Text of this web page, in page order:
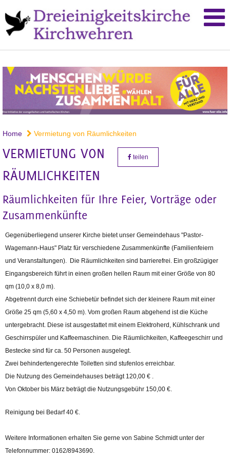
Home Vermietung von Räumlichkeiten
VERMIETUNG VON
RÄUMLICHKEITEN
teilen
Räumlichkeiten für Ihre Feier, Vorträge oder
Zusammenkünfte
Gegenüberliegend unserer Kirche bietet unser Gemeindehaus "Pastor-
Wagemann-Haus" Platz für verschiedene Zusammenkünfte (Familienfeiern
und Veranstaltungen). Die Räumlichkeiten sind barrierefrei. Ein großzügiger
Eingangsbereich führt in einen großen hellen Raum mit einer Größe von 80
qm (10,0 x 8,0 m).
Abgetrennt durch eine Schiebetür befindet sich der kleinere Raum mit einer
Größe 25 qm (5,60 x 4,50 m). Vom großen Raum abgehend ist die Küche
untergebracht. Diese ist ausgestattet mit einem Elektroherd, Kühlschrank und
Geschirrspüler und Kaffeemaschinen. Die Räumlichkeiten, Kaffeegeschirr und
Bestecke sind für ca. 50 Personen ausgelegt.
Zwei behindertengerechte Toiletten sind stufenlos erreichbar.
Die Nutzung des Gemeindehauses beträgt 120,00 € .
Von Oktober bis März beträgt die Nutzungsgebühr 150,00 €.
Reinigung bei Bedarf 40 €.
Weitere Informationen erhalten Sie gerne von Sabine Schmidt unter der
Telefonnummer: 0162/8943690.